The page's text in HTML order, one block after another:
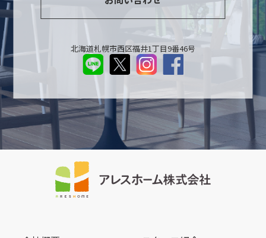
北海道札幌市西区福井1丁目9番46号